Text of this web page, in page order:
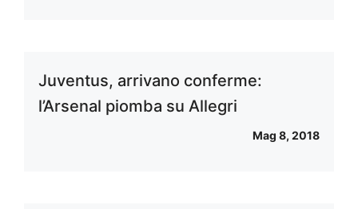
Juventus, arrivano conferme:
l’Arsenal piomba su Allegri
Mag 8, 2018